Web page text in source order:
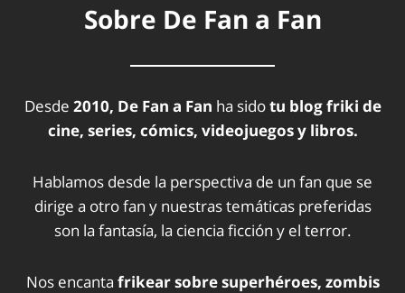
Sobre De Fan a Fan
Desde 2010, De Fan a Fan ha sidotu blog friki de
cine, series, cómics, videojuegos y libros.
Hablamos desde la perspectiva de un fan que se
dirige a otro fan y nuestras temáticas preferidas
son la fantasía, la ciencia ficción y el terror.
Nos encanta frikear sobre superhéroes, zombis